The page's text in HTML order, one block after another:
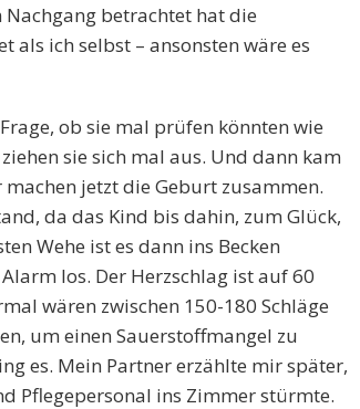
Nachgang betrachtet hat die
als ich selbst – ansonsten wäre es
ob sie mal prüfen könnten wie
sie sich mal aus. Und dann kam
jetzt die Geburt zusammen.
da das Kind bis dahin, zum Glück,
Wehe ist es dann ins Becken
los. Der Herzschlag ist auf 60
wären zwischen 150-180 Schläge
um einen Sauerstoffmangel zu
es. Mein Partner erzählte mir später,
Pflegepersonal ins Zimmer stürmte.